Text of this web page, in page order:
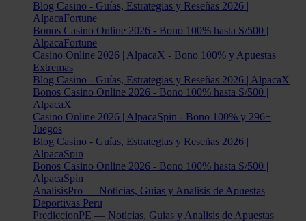
Blog Casino - Guías, Estrategias y Reseñas 2026 |
AlpacaFortune
Bonos Casino Online 2026 - Bono 100% hasta S/500 |
AlpacaFortune
Casino Online 2026 | AlpacaX - Bono 100% y Apuestas
Extremas
Blog Casino - Guías, Estrategias y Reseñas 2026 | AlpacaX
Bonos Casino Online 2026 - Bono 100% hasta S/500 |
AlpacaX
Casino Online 2026 | AlpacaSpin - Bono 100% y 296+
Juegos
Blog Casino - Guías, Estrategias y Reseñas 2026 |
AlpacaSpin
Bonos Casino Online 2026 - Bono 100% hasta S/500 |
AlpacaSpin
AnalisisPro — Noticias, Guias y Analisis de Apuestas
Deportivas Peru
PrediccionPE — Noticias, Guias y Analisis de Apuestas